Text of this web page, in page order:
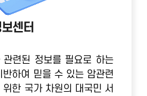
센터
련된 정보를 필요로 하는
하여 믿을 수 있는 암관련
한 국가 차원의 대국민 서